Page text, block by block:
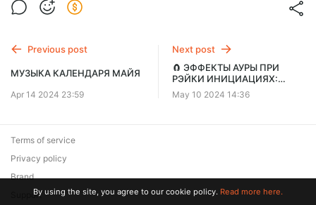
Previous post
МУЗЫКА КАЛЕНДАРЯ МАЙЯ
Apr 14 2024 23:59
Next post
🧲 ЭФФЕКТЫ АУРЫ ПРИ
РЭЙКИ ИНИЦИАЦИЯХ:
ИЗМЕНЕНИЯ РАЗМЕРА И
ФОРМЫ
May 10 2024 14:36
Terms of service
Privacy policy
Brand
SupportBy using the site, you agree to our cookie policy. Read more here.